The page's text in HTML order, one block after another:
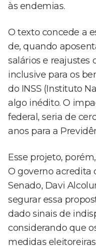
às endemias.
O texto concede a
de, quando
salários e reajustes
inclusive para os
do INSS (Instituto
algo inédito. O
federal, seria de
anos para a
Esse projeto,
O governo acredita
Senado, Davi
segurar essa
dado sinais de
considerando que
medidas